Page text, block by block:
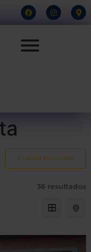
Guardar búsqueda
36 resultados